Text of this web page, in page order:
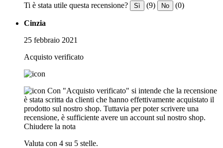
Ti è stata utile questa recensione? Sì (9) No (0)
Cinzia
25 febbraio 2021
Acquisto verificato
Con "Acquisto verificato" si intende che la recensione
è stata scritta da clienti che hanno effettivamente acquistato il
prodotto sul nostro shop. Tuttavia per poter scrivere una
recensione, è sufficiente avere un account sul nostro shop.
Chiudere la nota
Valuta con 4 su 5 stelle.